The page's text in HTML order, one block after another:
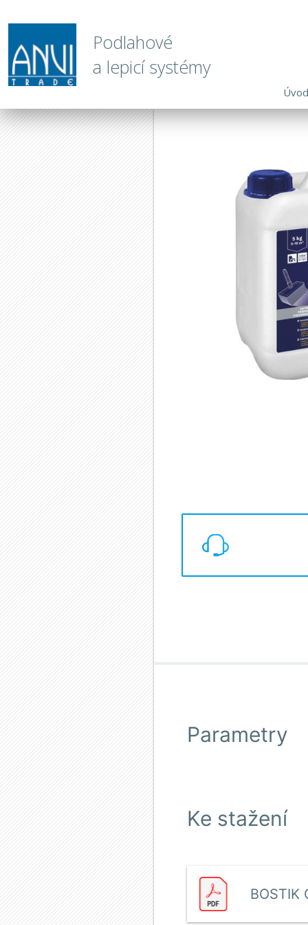
Podlahové
a lepicí systémy
Úvod
Parametry
Ke stažení
BOSTIK